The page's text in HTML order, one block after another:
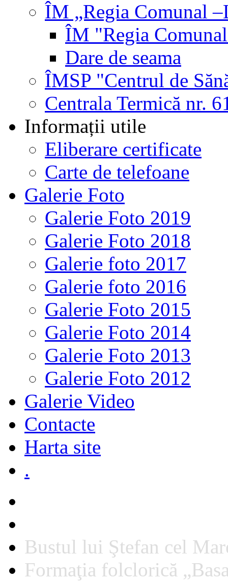
ÎM „Regia Comunal
ÎM "Regia
Dare de seama
ÎMSP "Centrul de
Centrala Termică nr.
Informații utile
Eliberare certificate
Carte de telefoane
Galerie Foto
Galerie Foto 2019
Galerie Foto 2018
Galerie foto 2017
Galerie foto 2016
Galerie Foto 2015
Galerie Foto 2014
Galerie Foto 2013
Galerie Foto 2012
Galerie Video
Contacte
Harta site
.
Bustul lui Ştefan cel
Formaţia folclorică